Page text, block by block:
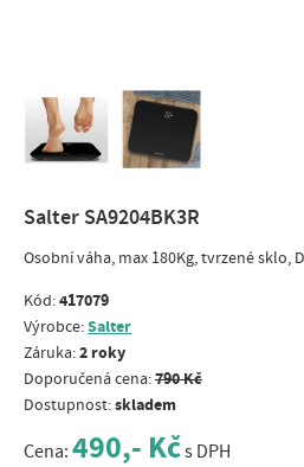
Salter SA9204BK3R
Osobní váha, max 180Kg, tvrzené sklo,
Kód:417079
Výrobce:Salter
Záruka:2 roky
Doporučená cena:790 Kč
Dostupnost:skladem
Cena: 490,- Kčs DPH